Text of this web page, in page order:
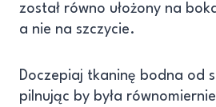
został równo ułożony na
a nie na szczycie.
Doczepiaj tkaninę bodna od
pilnując by była